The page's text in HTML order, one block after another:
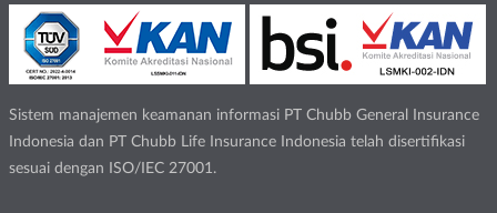
Sistem manajemen keamanan informasi PT Chubb General Insurance
Indonesia dan PT Chubb Life Insurance Indonesia telah disertifikasi
sesuai dengan ISO/IEC 27001.